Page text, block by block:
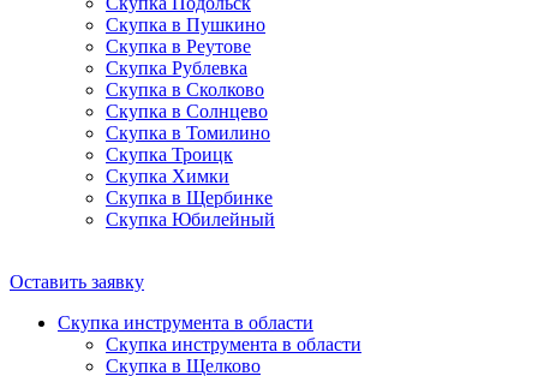
Скупка в Пушкино
Скупка в Реутове
Скупка Рублевка
Скупка в Сколково
Скупка в Солнцево
Скупка в Томилино
Скупка Троицк
Скупка Химки
Скупка в Щербинке
Скупка Юбилейный
Оставить заявку
Скупка инструмента в области
Скупка инструмента в области
Скупка в Щелково